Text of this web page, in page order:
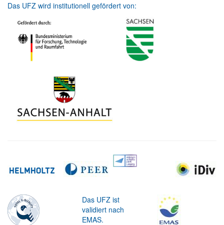
Das UFZ wird institutionell gefördert von:
Das UFZ ist
validiert nach
EMAS.